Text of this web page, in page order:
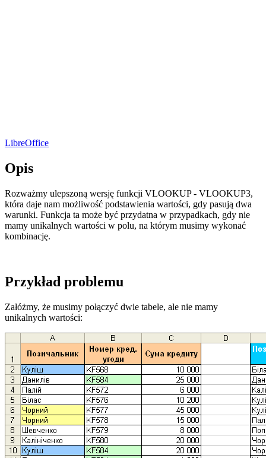
LibreOffice
Opis
Rozważmy ulepszoną wersję funkcji VLOOKUP - VLOOKUP3,
która daje nam możliwość podstawienia wartości, gdy pasują dwa
warunki. Funkcja ta może być przydatna w przypadkach, gdy nie
mamy unikalnych wartości w polu, na którym musimy wykonać
kombinację.
Przykład problemu
Załóżmy, że musimy połączyć dwie tabele, ale nie mamy
unikalnych wartości: